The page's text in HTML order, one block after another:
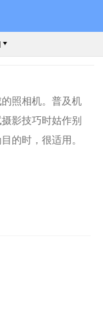
照相机。普及机
影技巧时姑作别
的时，很适用。